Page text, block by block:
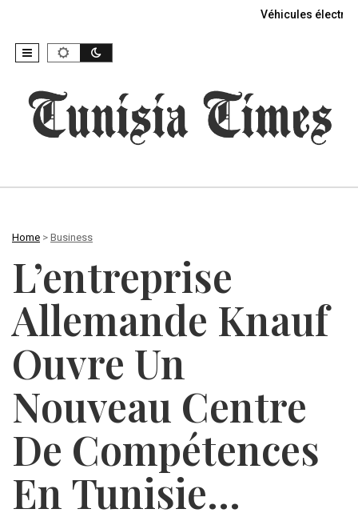
Véhicules
Home > Business
L’entreprise
Allemande Knauf
Ouvre Un
Nouveau Centre
De Compétences
En Tunisie…